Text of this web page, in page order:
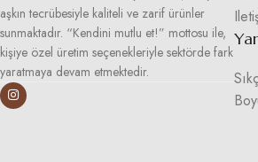
aşkın tecrübesiyle kaliteli ve zarif ürünler
sunmaktadır. “Kendini mutlu et!” mottosu ile,
kişiye özel üretim seçenekleriyle sektörde fark
yaratmaya devam etmektedir.